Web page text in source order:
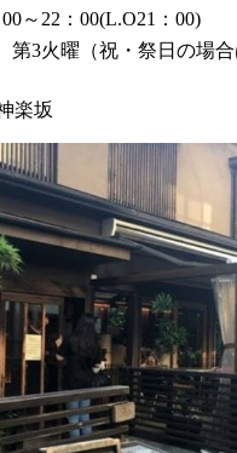
：00(L.O21：00)
3火曜（祝・祭日の場合
楽坂